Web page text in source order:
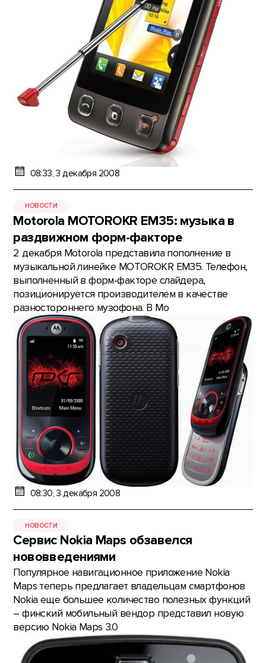
08:33, 3 декабря 2008
НОВОСТИ
Motorola MOTOROKR EM35: музыка в
раздвижном форм-факторе
2 декабря Motorola представила пополнение в
музыкальной линейке MOTOROKR EM35. Телефон,
выполненный в форм-факторе слайдера,
позиционируется производителем в качестве
разностороннего музофона. В Mo
08:30, 3 декабря 2008
НОВОСТИ
Сервис Nokia Maps обзавелся
нововведениями
Популярное навигационное приложение Nokia
Maps теперь предлагает владельцам смартфонов
Nokia еще большее количество полезных функций
– финский мобильный вендор представил новую
версию Nokia Maps 3.0